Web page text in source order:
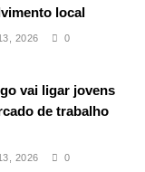
local
2026 0
vai ligar jovens
de trabalho
2026 0